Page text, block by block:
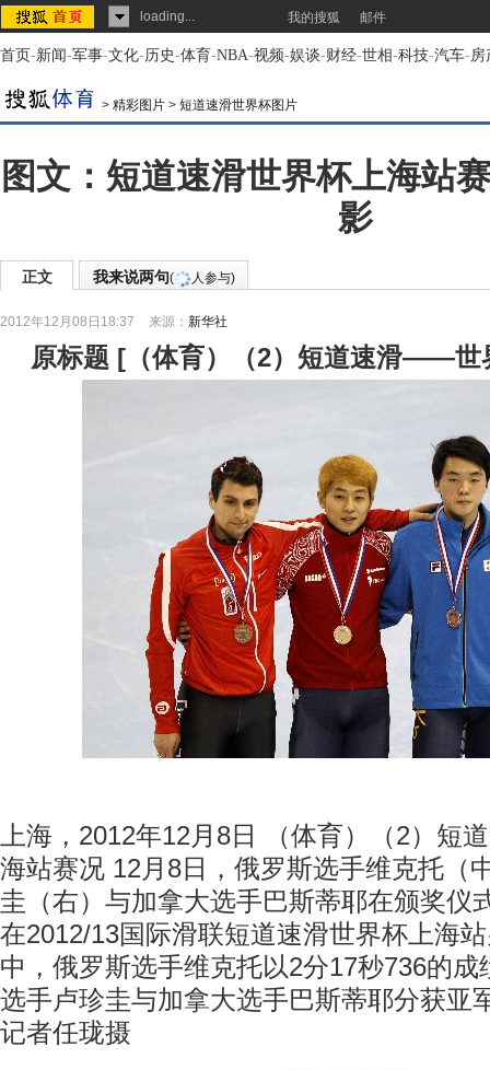
loading... 我的搜狐 邮件
首页-新闻-军事-文化-历史-体育-NBA-视频-娱谈-财经-世相-科技-汽车-房
> 精彩图片 > 短道速滑世界杯图片
图文：短道速滑世界杯上海站
影
正文 我来说两句( 人参与)
2012年12月08日18:37 来源： 新华社
原标题 [ （体育）（2）短道速滑——世
上海，2012年12月8日 （体育）（2）
海站赛况 12月8日，俄罗斯选手维克托（
圭（右）与加拿大选手巴斯蒂耶在颁奖仪
在2012/13国际滑联短道速滑世界杯上海
中，俄罗斯选手维克托以2分17秒736的成
选手卢珍圭与加拿大选手巴斯蒂耶分获亚
记者任珑摄